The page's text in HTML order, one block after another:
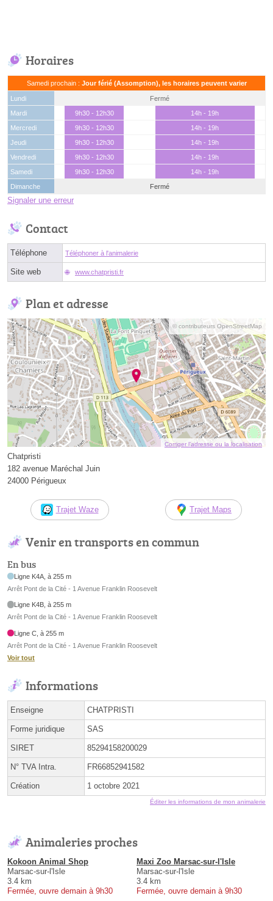
Horaires
Samedi prochain : Jour férié (Assomption), les horaires peuvent varier
Lundi
Fermé
Mardi
9h30 - 12h30
14h - 19h
Mercredi
9h30 - 12h30
14h - 19h
Jeudi
9h30 - 12h30
14h - 19h
Vendredi
9h30 - 12h30
14h - 19h
Samedi
9h30 - 12h30
14h - 19h
Dimanche
Fermé
Signaler une erreur
Contact
Téléphone Téléphoner à l'animalerie
Site web www.chatpristi.fr
Plan et adresse
© contributeurs OpenStreetMap
Corriger l’adresse ou la localisation
Chatpristi
182 avenue Maréchal Juin
24000 Périgueux
Trajet Waze Trajet Maps
Venir en transports en commun
En bus
Ligne K4A, à 255 m
Arrêt Pont de la Cité - 1 Avenue Franklin Roosevelt
Ligne K4B, à 255 m
Arrêt Pont de la Cité - 1 Avenue Franklin Roosevelt
Ligne C, à 255 m
Arrêt Pont de la Cité - 1 Avenue Franklin Roosevelt
Voir tout
Informations
Enseigne CHATPRISTI
Forme juridique SAS
SIRET 85294158200029
N° TVA Intra. FR66852941582
Création 1 octobre 2021
Éditer les informations de mon animalerie
Animaleries proches
Kokoon Animal Shop
Marsac-sur-l'Isle
3.4 km
Fermée, ouvre demain à 9h30
Maxi Zoo Marsac-sur-l'Isle
Marsac-sur-l'Isle
3.4 km
Fermée, ouvre demain à 9h30